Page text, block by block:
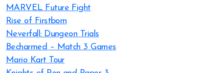
MARVEL Future Fight
Rise of Firstborn
Neverfall: Dungeon Trials
Becharmed – Match 3 Games
Mario Kart Tour